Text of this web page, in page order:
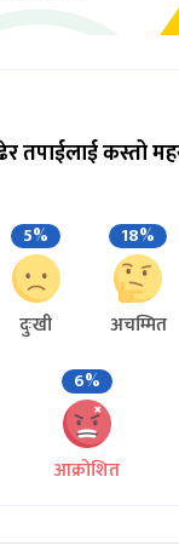
तपाईलाई कस्तो
5%
दुःखी
18%
अचम्मित
6%
आक्रोशित